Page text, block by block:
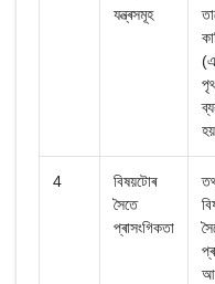
যন্ত্ৰসমূহ
হয়
4
বিষয়টোৰ
সৈতে
প্ৰাসংগিকতা